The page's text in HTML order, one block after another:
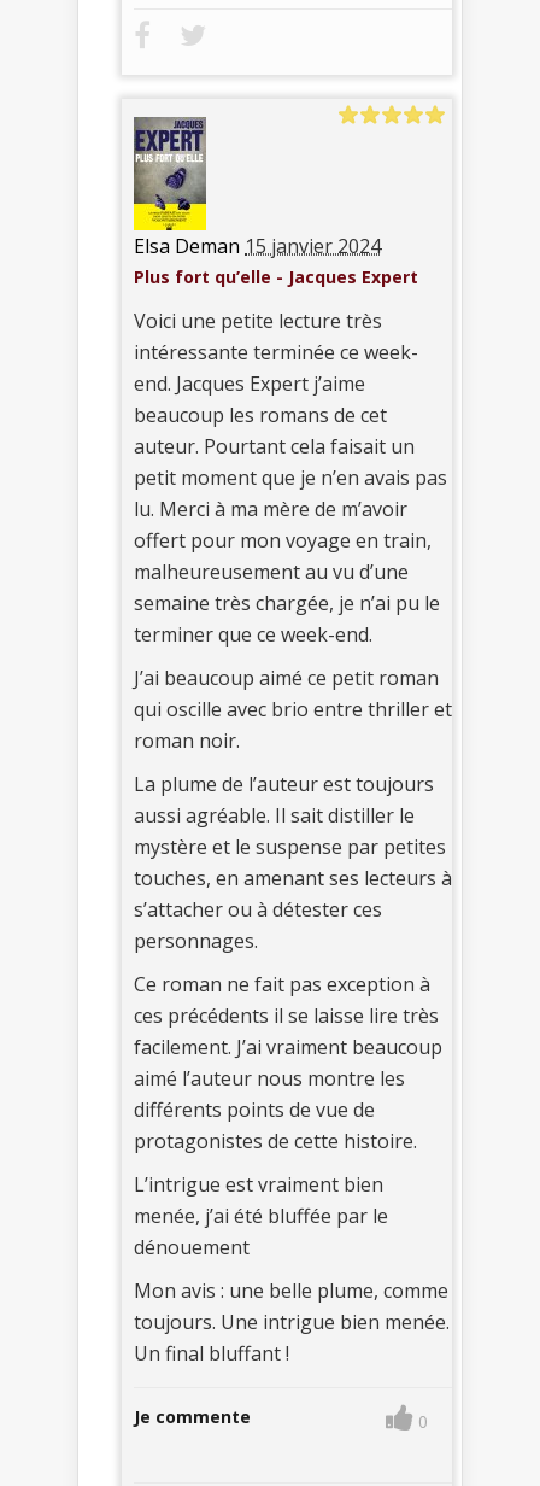
Elsa Deman 15 janvier 2024
Plus fort qu’elle - Jacques Expert
Voici une petite lecture très
intéressante terminée ce week-
end. Jacques Expert j’aime
beaucoup les romans de cet
auteur. Pourtant cela faisait un
petit moment que je n’en avais pas
lu. Merci à ma mère de m’avoir
offert pour mon voyage en train,
malheureusement au vu d’une
semaine très chargée, je n’ai pu le
terminer que ce week-end.
J’ai beaucoup aimé ce petit roman
qui oscille avec brio entre thriller et
roman noir.
La plume de l’auteur est toujours
aussi agréable. Il sait distiller le
mystère et le suspense par petites
touches, en amenant ses lecteurs à
s’attacher ou à détester ces
personnages.
Ce roman ne fait pas exception à
ces précédents il se laisse lire très
facilement. J’ai vraiment beaucoup
aimé l’auteur nous montre les
différents points de vue de
protagonistes de cette histoire.
L’intrigue est vraiment bien
menée, j’ai été bluffée par le
dénouement
Mon avis : une belle plume, comme
toujours. Une intrigue bien menée.
Un final bluffant !
Je commente 0